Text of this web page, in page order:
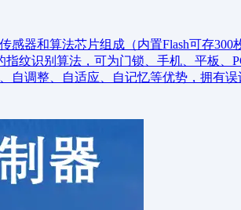
器和算法芯片组成（内置Flash可存
纹识别算法，可为门锁、手机、平板
自调整、自适应、自记忆等优势，拥有